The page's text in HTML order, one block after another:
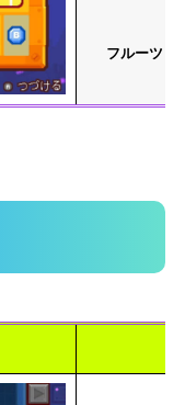
フルーツ「